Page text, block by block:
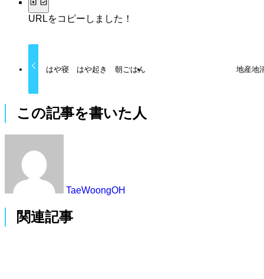
URLをコピーしました！
はや寝 はや起き 朝ごはん 地産地
この記事を書いた人
TaeWoongOH
関連記事